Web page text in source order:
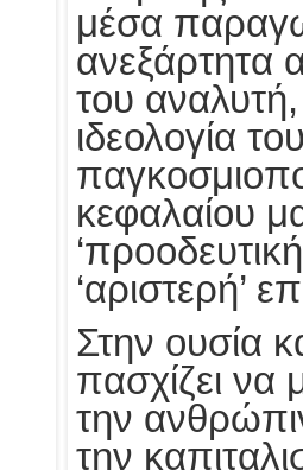
μέσα
ανεξάρτητα
του
ιδεολογία
κεφαλαίου
‘αριστερή’
Στην ουσία
πασχίζει να
την
την